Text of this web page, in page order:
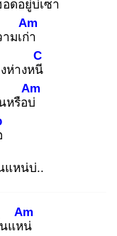
ดอยู่บ่เซา
มเก่า
Am
ห่างหนี
C
หรือบ่
Am
แหน่บ่..
แหน่
Am